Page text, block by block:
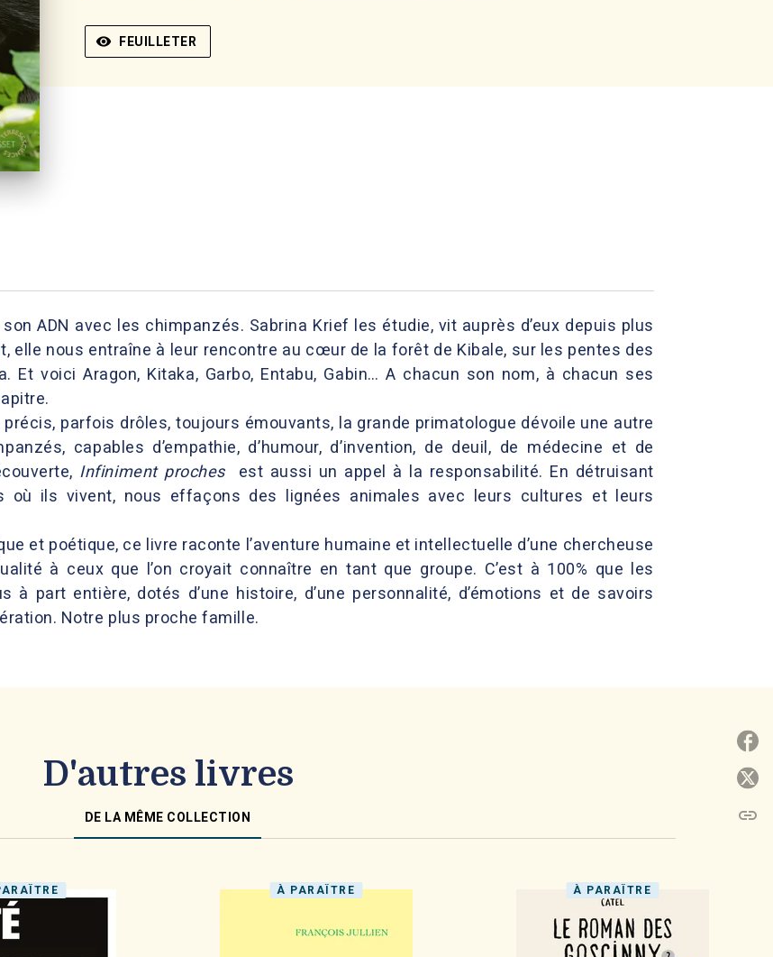
visibility FEUILLETER
son ADN avec les chimpanzés. Sabrina Krief les étudie, vit auprès d’eux depuis plus
elle nous entraîne à leur rencontre au cœur de la forêt de Kibale, sur les pentes des
Et voici Aragon, Kitaka, Garbo, Entabu, Gabin… A chacun son nom, à chacun ses
parfois drôles, toujours émouvants, la grande primatologue dévoile une autre
capables d’empathie, d’humour, d’invention, de deuil, de médecine et de
Infiniment prochesest aussi un appel à la responsabilité. En détruisant
où ils vivent, nous effaçons des lignées animales avec leurs cultures et leurs
et poétique, ce livre raconte l’aventure humaine et intellectuelle d’une chercheuse
à ceux que l’on croyait connaître en tant que groupe. C’est à 100% que les
à part entière, dotés d’une histoire, d’une personnalité, d’émotions et de savoirs
Notre plus proche famille.
D'autres livres
DE LA MÊME COLLECTION
À PARAÎTRE À PARAÎTRE
link